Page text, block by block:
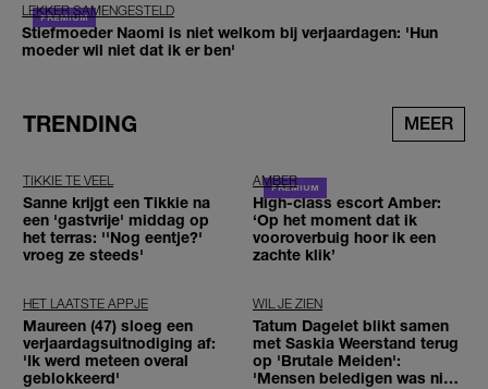
LEKKER SAMENGESTELD
Stiefmoeder Naomi is niet welkom bij verjaardagen: 'Hun
moeder wil niet dat ik er ben'
TRENDING MEER
TIKKIE TE VEEL
Sanne krijgt een Tikkie na
een 'gastvrije' middag op
het terras: ''Nog eentje?'
vroeg ze steeds'
AMBER
High-class escort Amber:
‘Op het moment dat ik
vooroverbuig hoor ik een
zachte klik’
HET LAATSTE APPJE
Maureen (47) sloeg een
verjaardagsuitnodiging af:
'Ik werd meteen overal
geblokkeerd'
WIL JE ZIEN
Tatum Dagelet blikt samen
met Saskia Weerstand terug
op 'Brutale Meiden':
'Mensen beledigen was niet